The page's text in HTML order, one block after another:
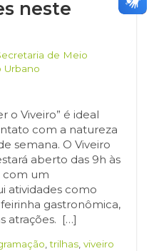
neste
de Meio
Urbano
o Viveiro” é ideal
com a natureza
semana. O Viveiro
aberto das 9h às
com um
atividades como
gastronômica,
atrações. […]
,trilhas viveiro